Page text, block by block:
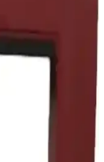
Sapı: Uyumlu
kullanım sağlar,
Toz
ve Kullanıcı